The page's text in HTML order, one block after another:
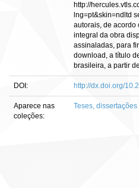
http://
lng=pt&skin=ndltd
autorais, de acordo
integral da obra
assinaladas, para
download, a título
brasileira, a partir
DOI: http://dx.doi.org/
Aparece nas
coleções:
Teses,